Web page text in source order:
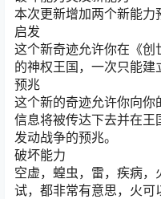
本次更新增加两个新能力
启发
这个新奇迹允许你在《
的神权王国，一次只能建
预兆
这个新的奇迹允许你向
信息将被传达下去并在
发动战争的预兆。
破坏能力
空虚，蝗虫，雷，疾病
试，都非常有意思，火可